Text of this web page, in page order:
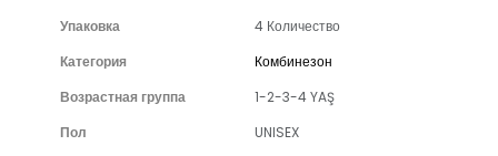
Упаковка
4 Количество
Категория
Комбинезон
Возрастная группа
1-2-3-4 YAŞ
Пол
UNISEX